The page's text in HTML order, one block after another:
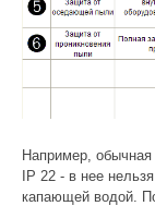
Например, обычная
IP 22 - в нее
капающей водой.